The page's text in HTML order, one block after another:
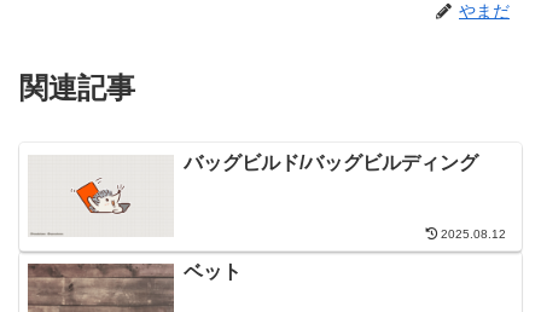
やまだ
関連記事
バッグビルド/バッグビルディング
2025.08.12
ベット